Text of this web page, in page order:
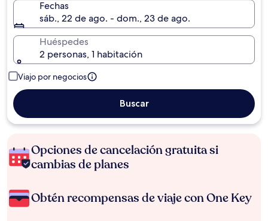
Fechas
sáb., 22 de ago. - dom., 23 de ago.
Huéspedes
2 personas, 1 habitación
Viajo por negocios
Buscar
Opciones de cancelación gratuita si
cambias de planes
Obtén recompensas de viaje con One Key